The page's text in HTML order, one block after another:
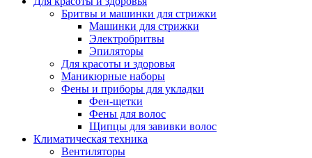
Бритвы и машинки для стрижки
Машинки для стрижки
Электробритвы
Эпиляторы
Для красоты и здоровья
Маникюрные наборы
Фены и приборы для укладки
Фен-щетки
Фены для волос
Щипцы для завивки волос
Климатическая техника
Вентиляторы